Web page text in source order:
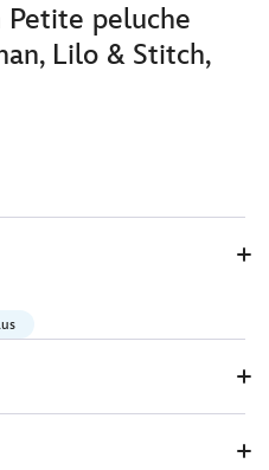
Petite peluche
Lilo & Stitch,